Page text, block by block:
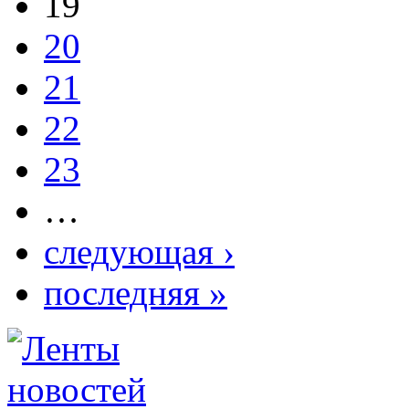
20
21
22
23
…
следующая ›
последняя »